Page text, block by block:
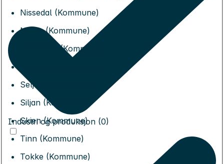
Nissedal (Kommune)
Nome (Kommune)
Notodden (Kommune)
Seljord (Kommune)
Siljan (Kommune)
Skien (Kommune)
Tinn (Kommune)
Tokke (Kommune)
Industri og produksjon (0)